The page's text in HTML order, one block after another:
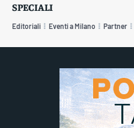
SPECIALI
Editoriali Eventi a Milano Partner